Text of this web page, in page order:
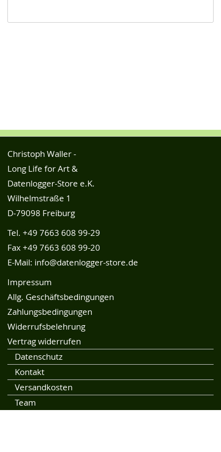
Christoph Waller -
Long Life for Art &
Datenlogger-Store e.K.
Wilhelmstraße 1
D-79098 Freiburg
Tel. +49 7663 608 99-29
Fax +49 7663 608 99-20
E-Mail: info@datenlogger-store.de
Impressum
Allg. Geschäftsbedingungen
Zahlungsbedingungen
Widerrufsbelehrung
Vertrag widerrufen
Datenschutz
Kontakt
Versandkosten
Team